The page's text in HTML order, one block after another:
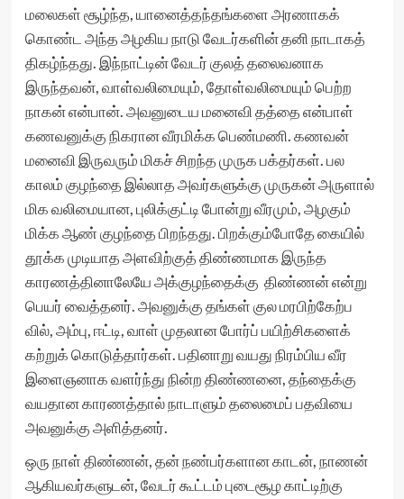
மலைகள் சூழ்ந்த, யானைத்தந்தங்களை அரணாகக்
கொண்ட அந்த அழகிய நாடு வேடர்களின் தனி நாடாகத்
திகழ்ந்தது. இந்நாட்டின் வேடர் குலத் தலைவனாக
இருந்தவன், வாள்வலிமையும், தோள்வலிமையும் பெற்ற
நாகன் என்பான். அவனுடைய மனைவி தத்தை என்பாள்
கணவனுக்கு நிகரான வீரமிக்க பெண்மணி. கணவன்
மனைவி இருவரும் மிகச் சிறந்த முருக பக்தர்கள். பல
காலம் குழந்தை இல்லாத அவர்களுக்கு முருகன் அருளால்
மிக வலிமையான, புலிக்குட்டி போன்று வீரமும், அழகும்
மிக்க ஆண் குழந்தை பிறந்தது. பிறக்கும்போதே கையில்
தூக்க முடியாத அளவிற்குத் திண்ணமாக இருந்த
காரணத்தினாலேயே அக்குழந்தைக்கு திண்ணன் என்று
பெயர் வைத்தனர். அவனுக்கு தங்கள் குல மரபிற்கேற்ப
வில், அம்பு, ஈட்டி, வாள் முதலான போர்ப் பயிற்சிகளைக்
கற்றுக் கொடுத்தார்கள். பதினாறு வயது நிரம்பிய வீர
இளைஞனாக வளர்ந்து நின்ற திண்ணனை, தந்தைக்கு
வயதான காரணத்தால் நாடாளும் தலைமைப் பதவியை
அவனுக்கு அளித்தனர்.
ஒரு நாள் திண்ணன், தன் நண்பர்களான காடன், நாணன்
ஆகியவர்களுடன், வேடர் கூட்டம் புடைசூழ காட்டிற்கு